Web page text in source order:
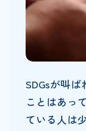
SDGsが叫
ことはあっ
ている人は